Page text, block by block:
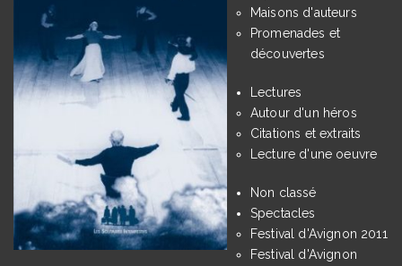
Maisons d'auteurs
Promenades et
découvertes
Lectures
Autour d'un héros
Citations et extraits
Lecture d'une oeuvre
Non classé
Spectacles
Festival d'Avignon 2011
Festival d'Avignon